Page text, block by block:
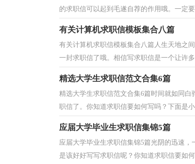
的求职信可以起到毛遂自荐的作用哦。一定
有关计算机求职信模板集合八篇
有关计算机求职信模板集合八篇人生天地之
一封求职信了哦。相信写求职信是一个让许
精选大学生求职信范文合集6篇
精选大学生求职信范文合集6篇时间就如同
职信了。你知道求职信要如何写吗？下面是
应届大学毕业生求职信集锦5篇
应届大学毕业生求职信集锦5篇光阴的迅速
是该好好写写求职信呢？你知道求职信要如